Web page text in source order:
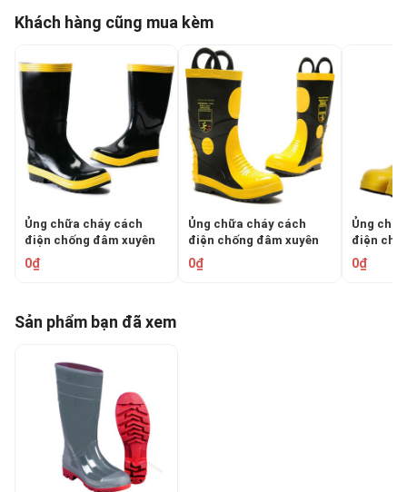
Khách hàng cũng mua kèm
Ủng chữa cháy cách
điện chống đâm xuyên
ZHY-1
0₫
Ủng chữa cháy cách
điện chống đâm xuyên
ZHY-2
0₫
Ủng
điện
HARVIK
0₫
Sản phẩm bạn đã xem